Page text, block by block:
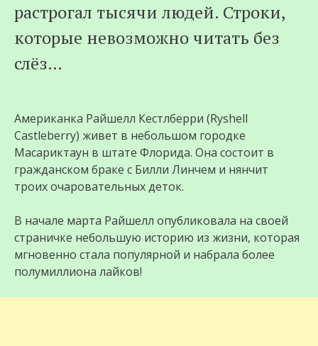
содержимому
растрогал тысячи людей. Строки,
которые невозможно читать без
слёз…
Американка Райшелл Кестлберри (Ryshell
Castleberry) живет в небольшом городке
Масариктаун в штате Флорида. Она состоит в
гражданском браке с Билли Линчем и нянчит
троих очаровательных деток.
В начале марта Райшелл опубликовала на своей
страничке небольшую историю из жизни, которая
мгновенно стала популярной и набрала более
полумиллиона лайков!